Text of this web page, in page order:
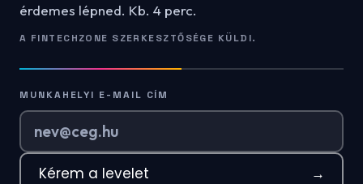
érdemes lépned. Kb. 4 perc.
A FINTECHZONE SZERKESZTŐSÉGE KÜLDI.
MUNKAHELYI E-MAIL CÍM
Kérem a levelet →